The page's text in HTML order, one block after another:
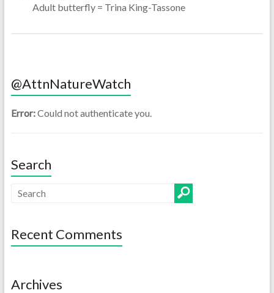
Adult butterfly = Trina King-Tassone
@AttnNatureWatch
Error:Could not authenticate you.
Search
Recent Comments
Archives